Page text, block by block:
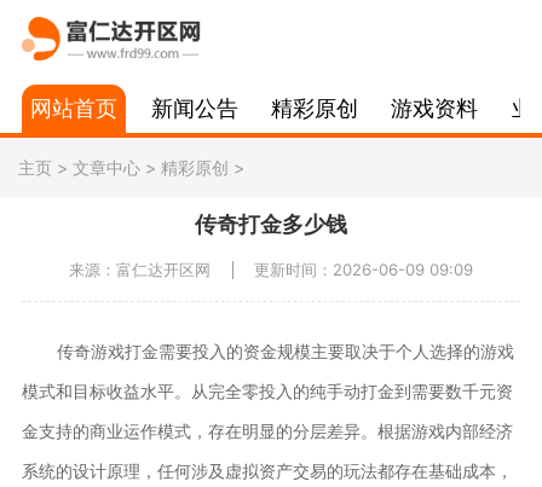
网站首页 新闻公告 精彩原创 游戏资料 业
主页 > 文章中心 > 精彩原创 >
传奇打金多少钱
来源：富仁达开区网 更新时间：2026-06-09 09:09
传奇游戏打金需要投入的资金规模主要取决于个人选择的游戏
模式和目标收益水平。从完全零投入的纯手动打金到需要数千元资
金支持的商业运作模式，存在明显的分层差异。根据游戏内部经济
系统的设计原理，任何涉及虚拟资产交易的玩法都存在基础成本，